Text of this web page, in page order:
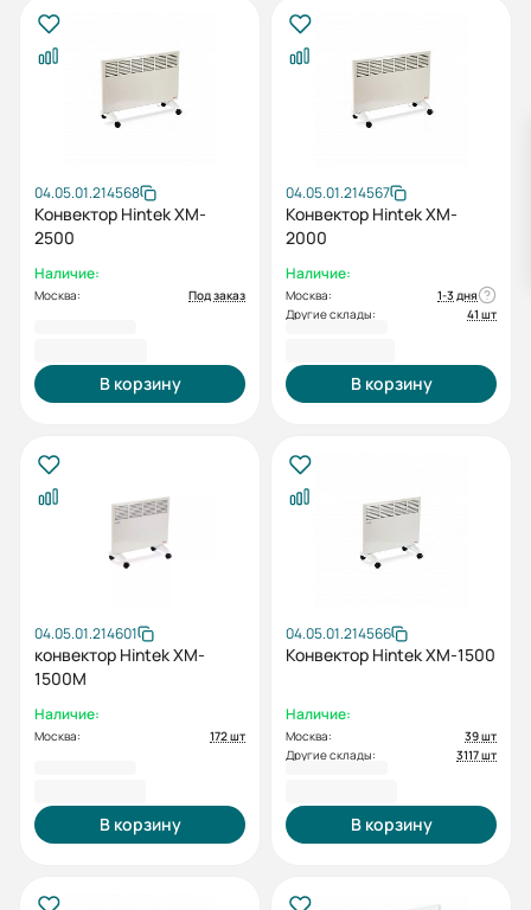
04.05.01.214568
Конвектор Hintek XM-
2500
Наличие:
Москва: Под заказ
В корзину
04.05.01.214567
Конвектор Hintek XM-
2000
Наличие:
Москва:
1-3 дня
Другие склады:
41 шт
В корзину
04.05.01.214601
конвектор Hintek XM-
1500M
Наличие:
Москва: 172 шт
В корзину
04.05.01.214566
Конвектор Hintek XM-1500
Наличие:
Москва:
39 шт
Другие склады:
3117 шт
В корзину